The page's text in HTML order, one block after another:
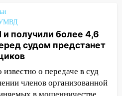
акцию «Час
за один день
на пляже и
мужчина
страйкбольную
получили более 4,6
судом предстанет
известно о передаче в суд
членов организованной